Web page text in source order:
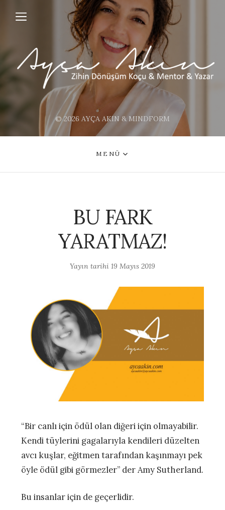
© 2026 AYÇA AKIN & MINDFORM
MENÜ
BU FARK
YARATMAZ!
Yayın tarihi 19 Mayıs 2019
“Bir canlı için ödül olan diğeri için olmayabilir.
Kendi tüylerini gagalarıyla kendileri düzelten
avcı kuşlar, eğitmen tarafından kaşınmayı pek
öyle ödül gibi görmezler” der Amy Sutherland.
Bu insanlar için de geçerlidir.